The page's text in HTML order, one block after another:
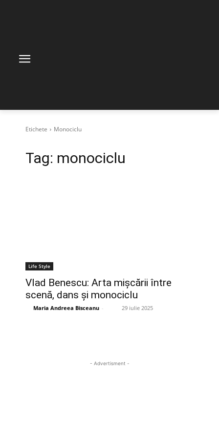
Etichete Monociclu
Tag: monociclu
Life Style
Vlad Benescu: Arta mișcării între
scenă, dans și monociclu
Maria Andreea Bisceanu - 29 iulie 2025
- Advertisment -